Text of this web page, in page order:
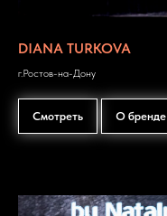
DIANA TURKOVA
г.Ростов-на-Дону
Смотреть О бренде